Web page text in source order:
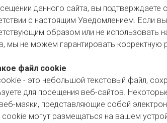
данного сайта, вы подтверждаете
с настоящим Уведомлением. Если
образом или не использовать
мы не можем гарантировать корректную
файл cookie
- это небольшой текстовый файл,
для посещения веб-сайтов.
маяки, представляющие собой
могут размещаться на вашем